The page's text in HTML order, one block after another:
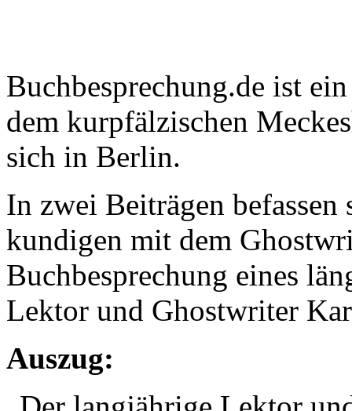
Buchbesprechung.de ist
dem kurpfälzischen
sich in Berlin.
In zwei Beiträgen
kundigen mit dem
Buchbesprechung eines
Lektor und Ghostwriter
Auszug: